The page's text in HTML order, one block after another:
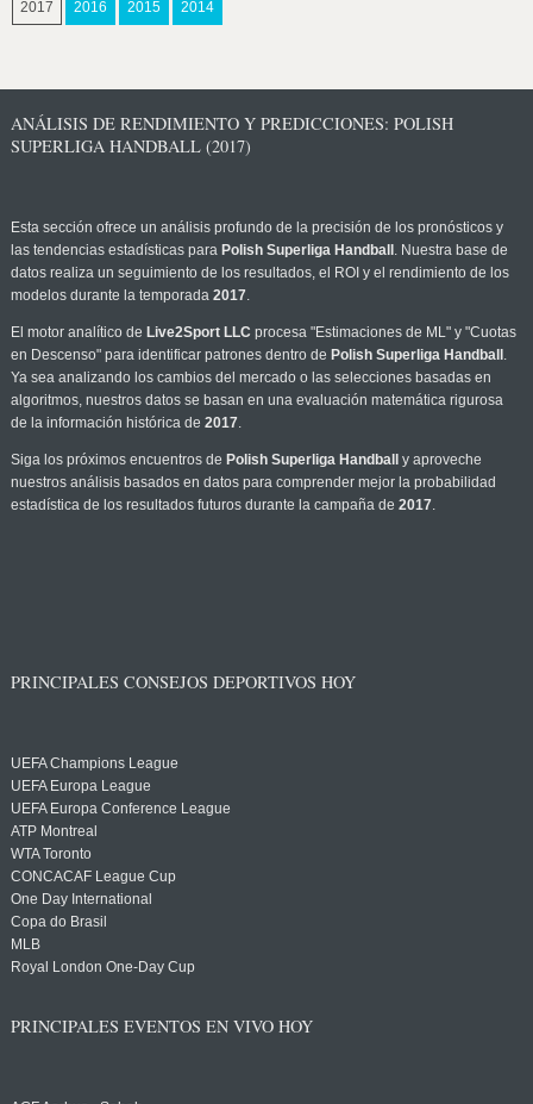
2017 2016 2015 2014
ANÁLISIS DE RENDIMIENTO Y PREDICCIONES: POLISH
SUPERLIGA HANDBALL (2017)
Esta sección ofrece un análisis profundo de la precisión de los pronósticos y
las tendencias estadísticas para Polish Superliga Handball . Nuestra base de
datos realiza un seguimiento de los resultados, el ROI y el rendimiento de los
modelos durante la temporada 2017.
El motor analítico de Live2Sport LLC procesa "Estimaciones de ML" y "Cuotas
en Descenso" para identificar patrones dentro de Polish Superliga Handball .
Ya sea analizando los cambios del mercado o las selecciones basadas en
algoritmos, nuestros datos se basan en una evaluación matemática rigurosa
de la información histórica de 2017.
Siga los próximos encuentros de Polish Superliga Handball
y aproveche
nuestros análisis basados en datos para comprender mejor la probabilidad
estadística de los resultados futuros durante la campaña de 2017.
PRINCIPALES CONSEJOS DEPORTIVOS HOY
UEFA Champions League
UEFA Europa League
UEFA Europa Conference League
ATP Montreal
WTA Toronto
CONCACAF League Cup
One Day International
Copa do Brasil
MLB
Royal London One-Day Cup
PRINCIPALES EVENTOS EN VIVO HOY